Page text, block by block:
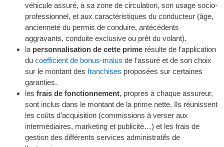
véhicule assuré, à sa zone de circulation, son usage socio-
professionnel, et aux caractéristiques du conducteur (âge,
ancienneté du permis de conduire, antécédents
aggravants, conduite exclusive ou prêt du volant).
la personnalisation de cette prime résulte de l’application
du coefficient de bonus-malus de l’assuré et de son choix
sur le montant des franchises proposées sur certaines
garanties.
les frais de fonctionnement, propres à chaque assureur,
sont inclus dans le montant de la prime nette. Ils réunissent
les coûts d’acquisition (commissions à verser aux
intermédiaires, marketing et publicité…) et les frais de
gestion des différents services administratifs de